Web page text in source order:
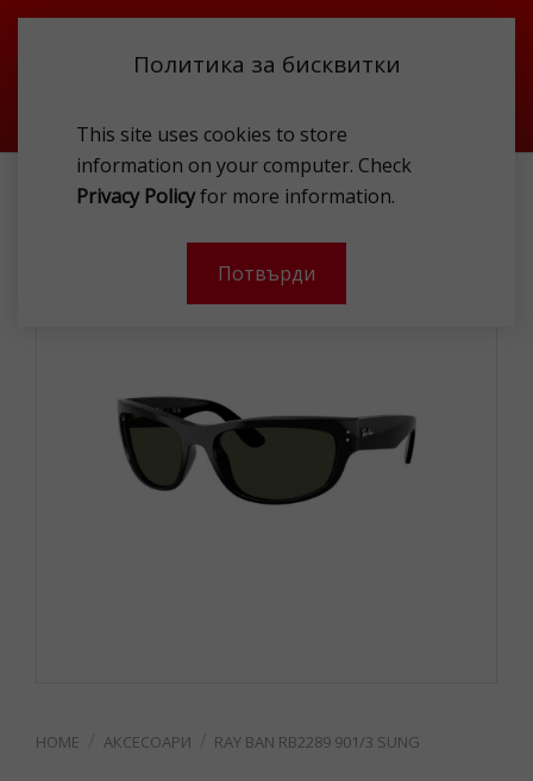
Политика за бисквитки
This site uses cookies to store
information on your computer. Check
Privacy Policyfor more information.
Потвърди
АКСЕСОАРИ RAY BAN RB2289 901/3 SUNG
АКСЕСОАРИ RAY BAN RB2289 901/3 SUNG